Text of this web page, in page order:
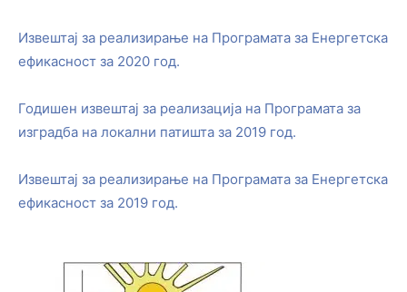
Извештај за реализирање на Програмата за Енергетска
ефикасност за 2020 год.
Годишен извештај за реализација на Програмата за
изградба на локални патишта за 2019 год.
Извештај за реализирање на Програмата за Енергетска
ефикасност за 2019 год.